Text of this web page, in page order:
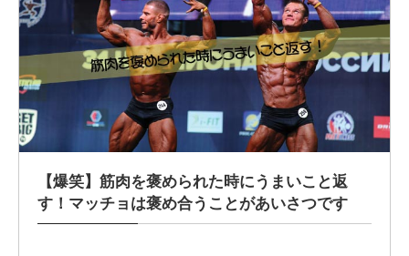
【爆笑】筋肉を褒められた時にうまいこと返
す！マッチョは褒め合うことがあいさつです